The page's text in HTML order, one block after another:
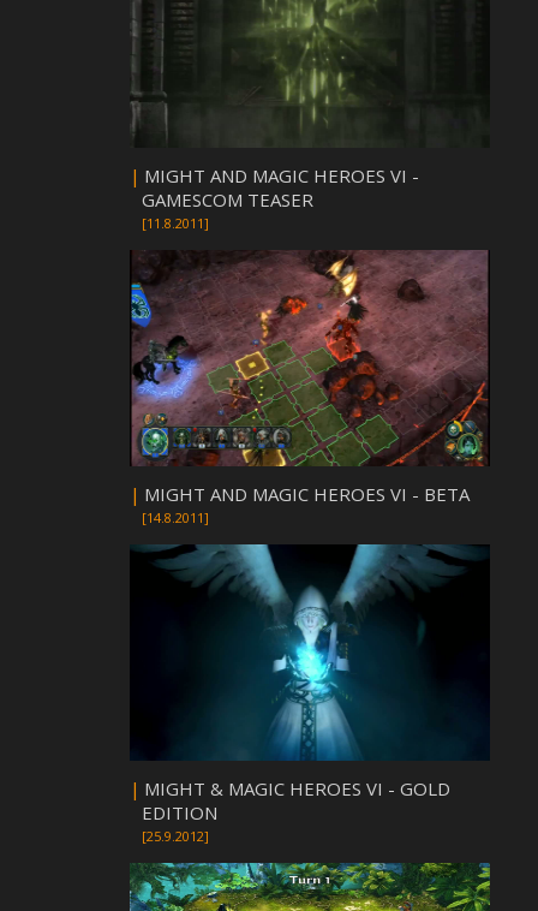
| MIGHT AND MAGIC HEROES VI -
GAMESCOM TEASER
[11.8.2011]
| MIGHT AND MAGIC HEROES VI - BETA
[14.8.2011]
| MIGHT & MAGIC HEROES VI - GOLD
EDITION
[25.9.2012]